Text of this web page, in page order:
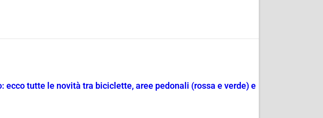
ecco tutte le novità tra biciclette, aree pedonali (rossa e verde) e